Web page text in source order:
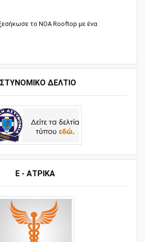
το NOA Rooftop με ένα
ΔΕΛΤΙΟ
Ε - ΑΤΡΙΚΑ